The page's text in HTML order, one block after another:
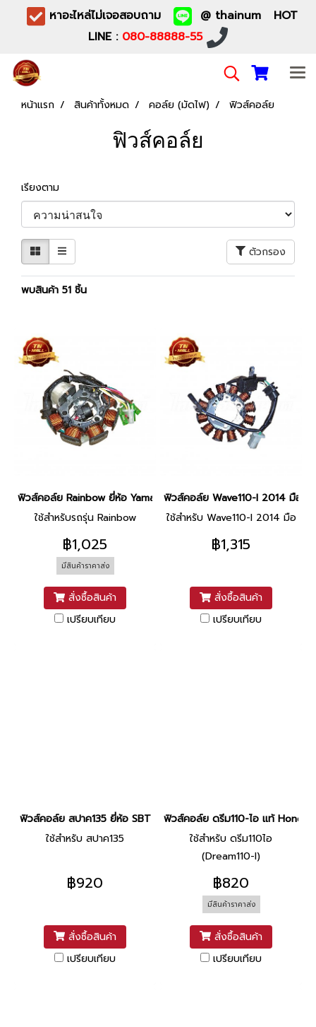
หาอะไหล่ไม่เจอสอบถาม
@ thainum HOT
LINE : 080-88888-55
หน้าแรก สินค้าทั้งหมด คอล์ย (มัดไฟ) ฟิวส์คอล์ย
ฟิวส์คอล์ย
เรียงตาม
ตัวกรอง
พบสินค้า 51 ชิ้น
ฟิวส์คอล์ย Rainbow ยี่ห้อ Yamaha
ใช้สำหรับรถรุ่น Rainbow
฿1,025
มีสินค้าราคาส่ง
สั่งซื้อสินค้า
เปรียบเทียบ
ฟิวส์คอล์ย Wave110-I 2014 มือ
ใช้สำหรับ Wave110-I 2014 มือ
฿1,315
สั่งซื้อสินค้า
เปรียบเทียบ
ฟิวส์คอล์ย สปาค135 ยี่ห้อ SBT
ใช้สำหรับ สปาค135
฿920
สั่งซื้อสินค้า
เปรียบเทียบ
ฟิวส์คอล์ย ดรีม110-ไอ แท้ Honda
ใช้สำหรับ ดรีม110ไอ
(Dream110-I)
฿820
มีสินค้าราคาส่ง
สั่งซื้อสินค้า
เปรียบเทียบ